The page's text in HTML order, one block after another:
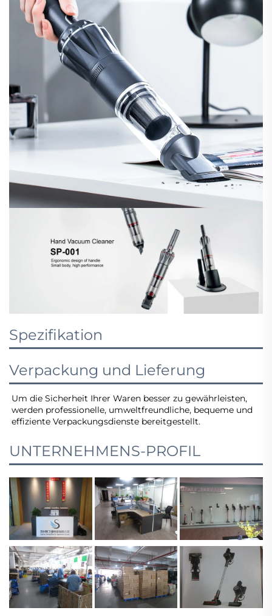
Spezifikation
Verpackung und Lieferung
Um die Sicherheit Ihrer Waren besser zu gewährleisten,
werden professionelle, umweltfreundliche, bequeme und
effiziente Verpackungsdienste bereitgestellt.
UNTERNEHMENS-PROFIL